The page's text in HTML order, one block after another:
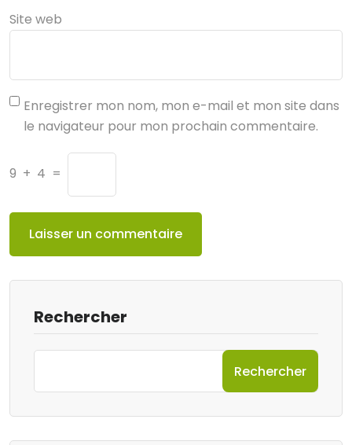
Site web
Enregistrer mon nom, mon e-mail et mon site dans
le navigateur pour mon prochain commentaire.
9 + 4 =
Rechercher
Rechercher